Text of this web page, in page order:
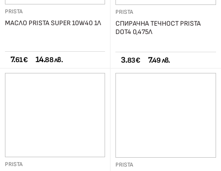
PRISTA
МАСЛО PRISTA SUPER 10W40 1Л
7.61 € 14.88 лв.
PRISTA
СПИРАЧНА ТЕЧНОСТ PRISTA
DOT4 0,475Л
3.83 € 7.49 лв.
PRISTA PRISTA